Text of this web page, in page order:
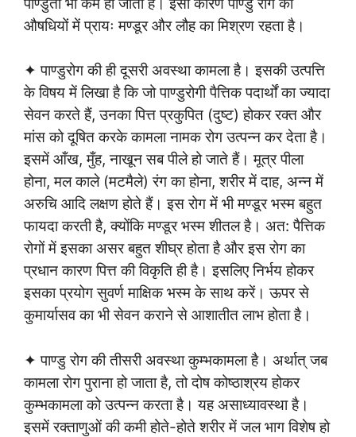
औषधियों में प्रायः मण्डूर और लौह का मिश्रण रहता है।
✦ पाण्डुरोग की ही दूसरी अवस्था कामला है। इसकी उत्पत्ति
के विषय में लिखा है कि जो पाण्डुरोगी पैत्तिक पदार्थों का ज्यादा
सेवन करते हैं, उनका पित्त प्रकुपित (दुष्ट) होकर रक्त और
मांस को दूषित करके कामला नामक रोग उत्पन्न कर देता है।
इसमें आँख, मुँह, नाखून सब पीले हो जाते हैं। मूत्र पीला
होना, मल काले (मटमैले) रंग का होना, शरीर में दाह, अन्न में
अरुचि आदि लक्षण होते हैं। इस रोग में भी मण्डूर भस्म बहुत
फायदा करती है, क्योंकि मण्डूर भस्म शीतल है। अत: पैत्तिक
रोगों में इसका असर बहुत शीघ्र होता है और इस रोग का
प्रधान कारण पित्त की विकृति ही है। इसलिए निर्भय होकर
इसका प्रयोग सुवर्ण माक्षिक भस्म के साथ करें। ऊपर से
कुमार्यासव का भी सेवन कराने से आशातीत लाभ होता है।
✦ पाण्डु रोग की तीसरी अवस्था कुम्भकामला है। अर्थात् जब
कामला रोग पुराना हो जाता है, तो दोष कोष्ठाश्रय होकर
कुम्भकामला को उत्पन्न करता है। यह असाध्यावस्था है।
इसमें रक्ताणुओं की कमी होते-होते शरीर में जल भाग विशेष हो